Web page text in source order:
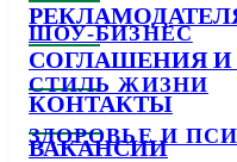
ШОУ-БИЗНЕС
СТИЛЬ ЖИЗНИ
ЗДОРОВЬЕ И
СОГЛАШЕНИЯ И
КОНТАКТЫ
ВАКАНСИИ